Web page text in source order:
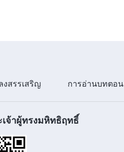
งสรรเสริญ การอ่านบทตอน
จ้าผู้ทรงมหิทธิฤทธิ์